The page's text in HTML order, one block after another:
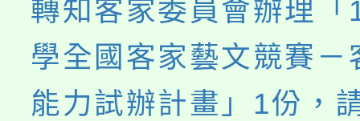
心理、諮商輔導、社會
系所師生報名參加。
轉知客家委員會辦理
學全國客家藝文競賽－
能力試辦計畫」1份，